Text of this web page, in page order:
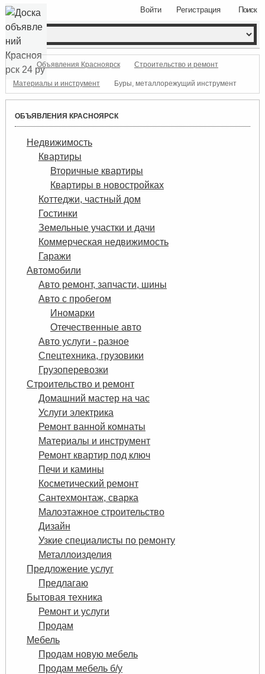
Поиск
Войти Регистрация
Объявления Красноярск Строительство и ремонт
Материалы и инструмент Буры, металлорежущий инструмент
ОБЪЯВЛЕНИЯ КРАСНОЯРСК
Недвижимость
Квартиры
Вторичные квартиры
Квартиры в новостройках
Коттеджи, частный дом
Гостинки
Земельные участки и дачи
Коммерческая недвижимость
Гаражи
Автомобили
Авто ремонт, запчасти, шины
Авто с пробегом
Иномарки
Отечественные авто
Авто услуги - разное
Спецтехника, грузовики
Грузоперевозки
Строительство и ремонт
Домашний мастер на час
Услуги электрика
Ремонт ванной комнаты
Материалы и инструмент
Ремонт квартир под ключ
Печи и камины
Косметический ремонт
Сантехмонтаж, сварка
Малоэтажное строительство
Дизайн
Узкие специалисты по ремонту
Металлоизделия
Предложение услуг
Предлагаю
Бытовая техника
Ремонт и услуги
Продам
Мебель
Продам новую мебель
Продам мебель б/у